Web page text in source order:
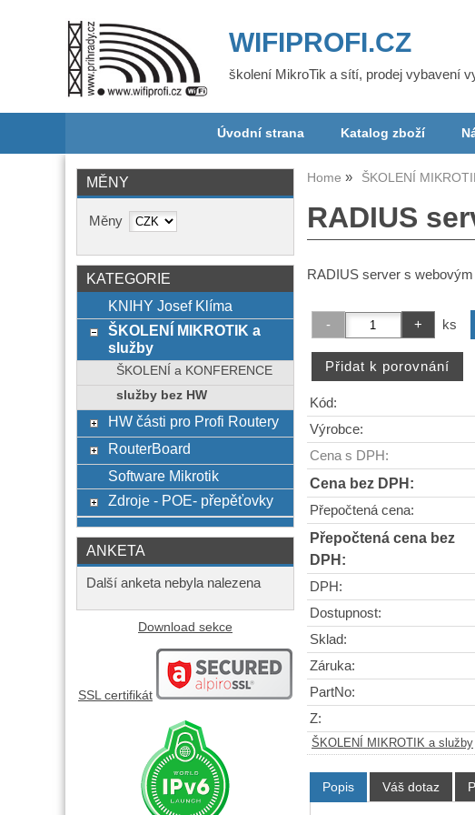
WIFIPROFI.CZ
školení MikroTik a sítí, prodej vybavení
Úvodní strana Katalog zboží
Home ŠKOLENÍ
RADIUS
RADIUS server s
ks
Kód:
Výrobce:
Cena s DPH:
Cena bez DPH:
Přepočtená cena:
Přepočtená cena bez
DPH:
DPH:
Dostupnost:
Sklad:
Záruka:
PartNo:
Z:
ŠKOLENÍ MIKROTIK a služby
Popis Váš dotaz
MĚNY
Měny
KATEGORIE
KNIHY Josef Klíma
ŠKOLENÍ MIKROTIK a
služby
ŠKOLENÍ a KONFERENCE
služby bez HW
HW části pro Profi Routery
RouterBoard
Software Mikrotik
Zdroje - POE- přepěťovky
ANKETA
Další anketa nebyla nalezena
Download sekce
SSL certifikát